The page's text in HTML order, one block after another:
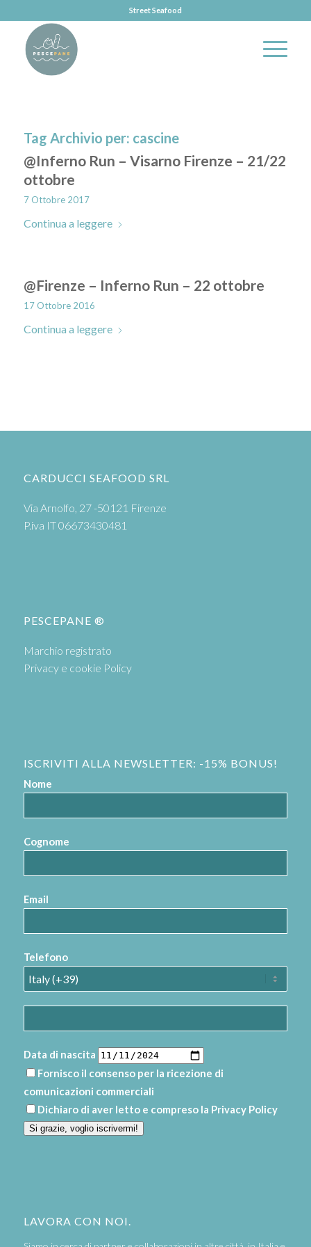
Street Seafood
Tag Archivio per: cascine
@Inferno Run – Visarno Firenze – 21/22
ottobre
7 Ottobre 2017
Continua a leggere
@Firenze – Inferno Run – 22 ottobre
17 Ottobre 2016
Continua a leggere
CARDUCCI SEAFOOD SRL
Via Arnolfo, 27 -50121 Firenze
P.iva IT 06673430481
PESCEPANE ®
Marchio registrato
Privacy e cookie Policy
ISCRIVITI ALLA NEWSLETTER: -15% BONUS!
Nome
Cognome
Email
Telefono
Data di nascita
Fornisco il consenso per la ricezione di
comunicazioni commerciali
Dichiaro di aver letto e compreso la Privacy Policy
Si grazie, voglio iscrivermi!
LAVORA CON NOI.